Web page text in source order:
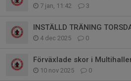
7 jan, 11:42 3
INSTÄLLD TRÄNING
4 dec 2025 0
Förväxlade skor i
10 nov 2025 0